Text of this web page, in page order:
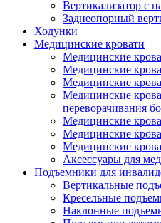
Вертикализатор с
Заднеопорный
Ходунки
Медицинские кровати
Медицинские
Медицинские
Медицинские
Медицинские
переворачивания
Медицинские
Медицинские
Медицинские
Аксессуары для
Подъемники для
Вертикальные
Кресельные
Наклонные